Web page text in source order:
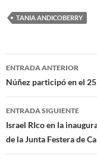
e
b
o
o
k
at
s
A
p
p
TANIA ANDICOBERRY
Navegación
de
entradas
ENTRADA ANTERIOR
Núñez participó en el
ENTRADA SIGUIENTE
Israel RIco en la
de la Junta Festera de